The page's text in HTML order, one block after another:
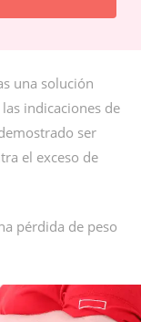
una solución
indicaciones de
ser
el exceso de
pérdida de peso